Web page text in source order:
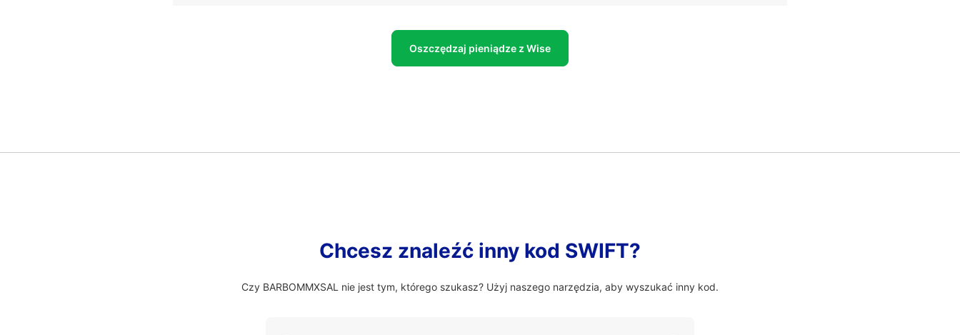
Oszczędzaj pieniądze z Wise
Chcesz znaleźć inny kod SWIFT?
Czy BARBOMMXSAL nie jest tym, którego szukasz? Użyj naszego narzędzia, aby wyszukać inny kod.